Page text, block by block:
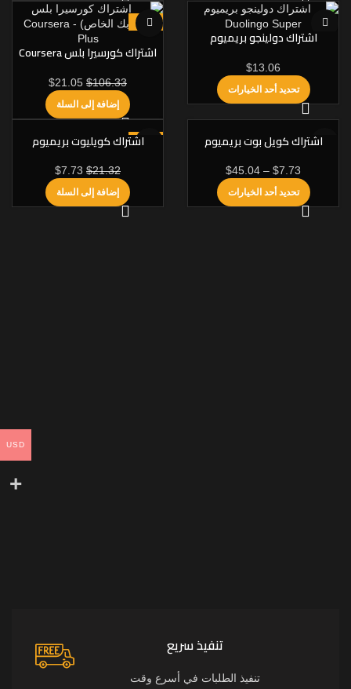
اشتراك دولينجو بريميوم
Duolingo Super
$13.06
تحديد أحد الخيارات
-80%
اشتراك كورسيرا بلس Coursera
Plus رسمي
$106.33
$21.05
إضافة إلى السلة
اشتراك كويل بوت بريميوم
QuillBot Premium
$7.73
–
$45.04
تحديد أحد الخيارات
-64%اشتراك كويليوت بريميوم
QuillBot Premium
$21.32
$7.73
إضافة إلى السلة
تنفيذ سريع
تنفيذ الطلبات في أسرع وقت
USD